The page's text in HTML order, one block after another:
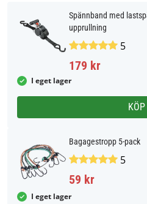
Spännband med
upprullning
5
179 kr
I eget lager
KÖP
Bagagestropp 5-pack
5
59 kr
I eget lager